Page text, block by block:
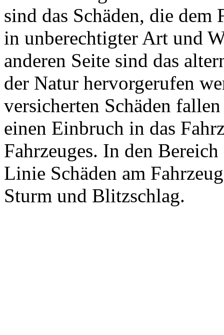
sind das Schäden, die dem
in unberechtigter Art und
anderen Seite sind das
der Natur hervorgerufen
versicherten Schäden
einen Einbruch in das
Fahrzeuges. In den
Linie Schäden am
Sturm und Blitzschlag.